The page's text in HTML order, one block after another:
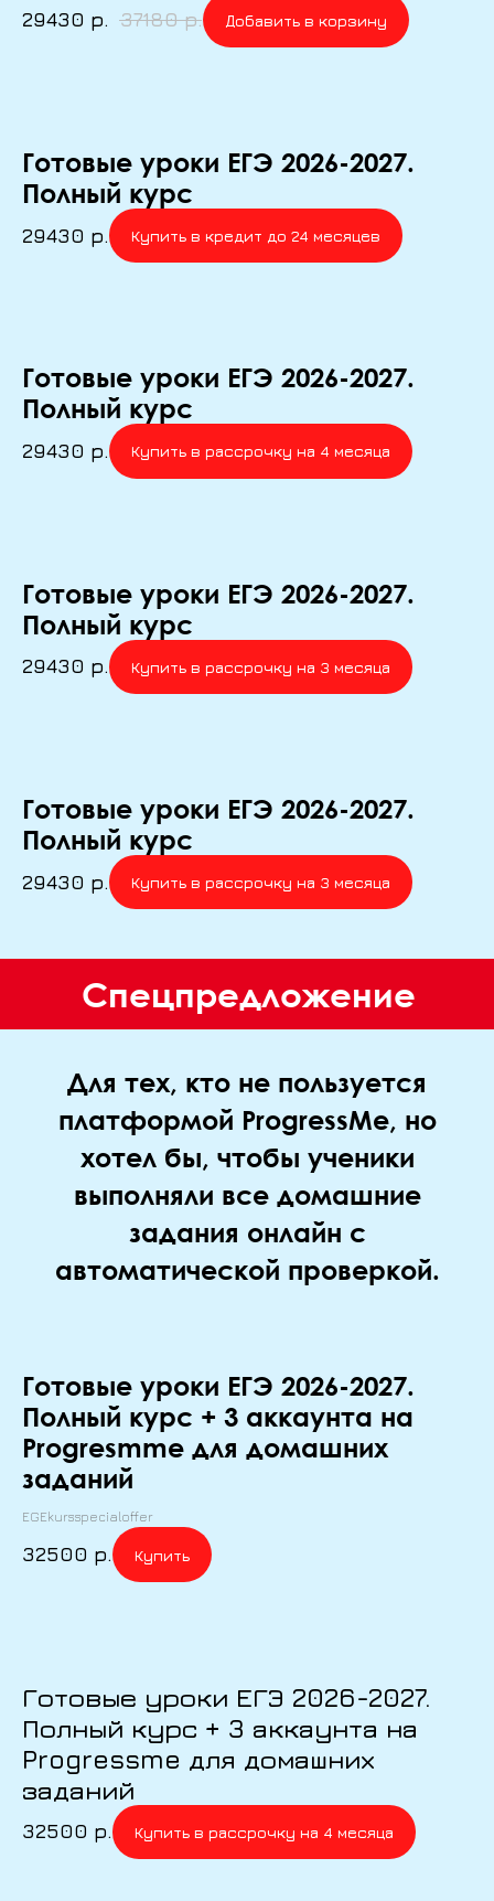
29430 р. 37180 р. Добавить в корзину
Готовые уроки ЕГЭ 2026-2027.
Полный курс
29430 р. Купить в кредит до 24 месяцев
Готовые уроки ЕГЭ 2026-2027.
Полный курс
29430 р. Купить в рассрочку на 4 месяца
Готовые уроки ЕГЭ 2026-2027.
Полный курс
29430 р. Купить в рассрочку на 3 месяца
Готовые уроки ЕГЭ 2026-2027.
Полный курс
29430 р. Купить в рассрочку на 3 месяца
Спецпредложение
Для тех, кто не пользуется
платформой ProgressMe, но
хотел бы, чтобы ученики
выполняли все домашние
задания онлайн с
автоматической проверкой.
Готовые уроки ЕГЭ 2026-2027.
Полный курс + 3 аккаунта на
Progresmme для домашних
заданий
EGEkursspecialoffer
32500 р. Купить
Готовые уроки ЕГЭ 2026-2027.
Полный курс + 3 аккаунта на
Progressme для домашних
заданий
32500 р. Купить в рассрочку на 4 месяца